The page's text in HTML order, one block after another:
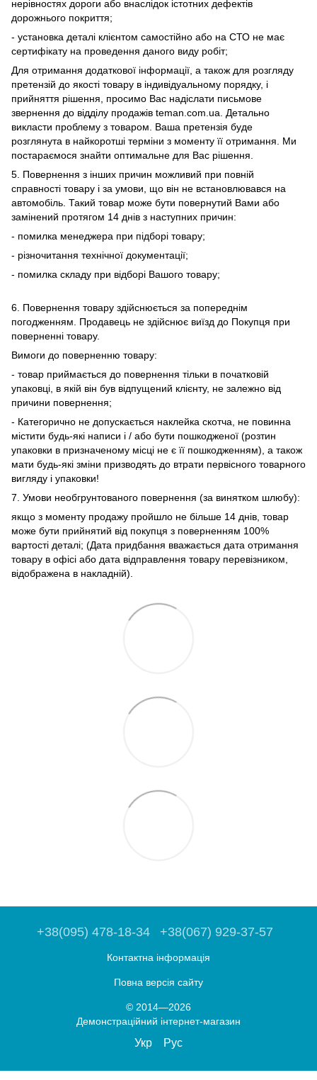
нерівностях дороги або внаслідок істотних дефектів
дорожнього покриття;
- установка деталі клієнтом самостійно або на СТО не має
сертифікату на проведення даного виду робіт;
Для отримання додаткової інформації, а також для розгляду
претензій до якості товару в індивідуальному порядку, і
прийняття рішення, просимо Вас надіслати письмове
звернення до відділу продажів teman.com.ua. Детально
викласти проблему з товаром. Ваша претензія буде
розглянута в найкоротші терміни з моменту її отримання. Ми
постараємося знайти оптимальне для Вас рішення.
5. Повернення з інших причин можливий при повній
справності товару і за умови, що він не встановлювався на
автомобіль. Такий товар може бути повернутий Вами або
замінений протягом 14 днів з наступних причин:
- помилка менеджера при підборі товару;
- різночитання технічної документації;
- помилка складу при відборі Вашого товару;
6. Повернення товару здійснюється за попереднім
погодженням. Продавець не здійснює виїзд до Покупця при
поверненні товару.
Вимоги до поверненню товару:
- товар приймається до повернення тільки в початковій
упаковці, в якій він був відпущений клієнту, не залежно від
причини повернення;
- Категорично не допускається наклейка скотча, не повинна
містити будь-які написи і / або бути пошкодженої (розтин
упаковки в призначеному місці не є її пошкодженням), а також
мати будь-які зміни призводять до втрати первісного товарного
вигляду і упаковки!
7. Умови необгрунтованого повернення (за винятком шлюбу):
якщо з моменту продажу пройшло не більше 14 днів, товар
може бути прийнятий від покупця з поверненням 100%
вартості деталі; (Дата придбання вважається дата отримання
товару в офісі або дата відправлення товару перевізником,
відображена в накладній).
+38(095) 478-18-34 +38(067) 929-37-57
Контактна інформація
Повна версія сайту
© 2014—2026
Демонстраційний інтернет-магазин
Укр Рус